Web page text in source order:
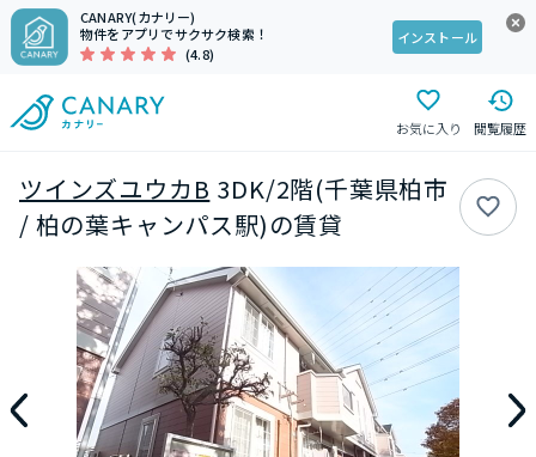
CANARY(カナリー)
物件をアプリでサクサク検索！
(4.8)
インストール
お気に入り 閲覧履歴
ツインズユウカB 3DK/2階(千葉県柏市
/ 柏の葉キャンパス駅)の賃貸